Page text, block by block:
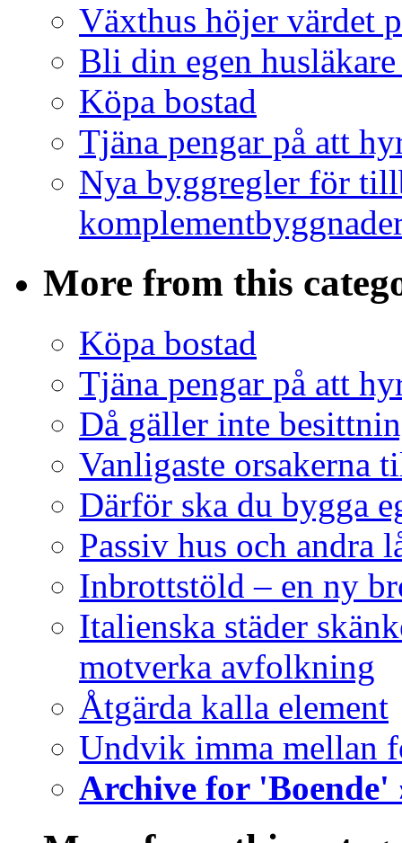
Växthus höjer värdet
Bli din egen
Köpa bostad
Tjäna pengar på att
Nya byggregler för
More from this
Köpa bostad
Tjäna pengar på att
Då gäller inte
Vanligaste orsakerna
Därför ska du bygga
Passiv hus och andra
Inbrottstöld – en ny
Italienska städer
motverka avfolkning
Åtgärda kalla element
Undvik imma mellan
Archive for 'Boende'